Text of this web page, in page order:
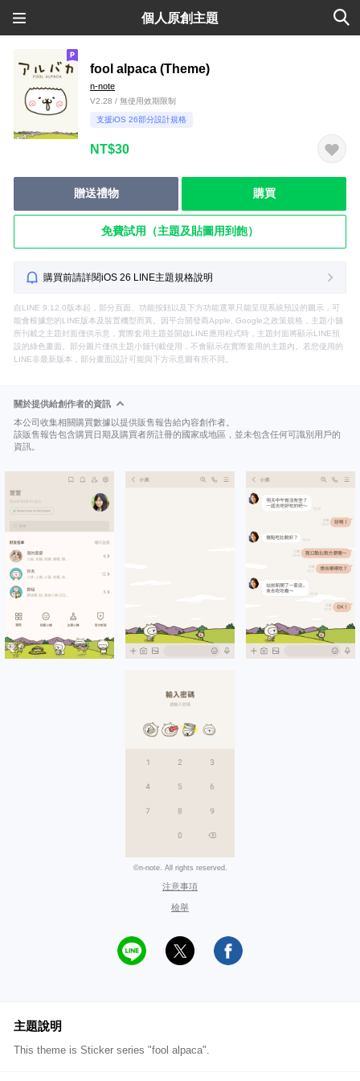
個人原創主題
fool alpaca (Theme)
n-note
V2.28 / 無使用效期限制
支援iOS 26部分設計規格
NT$30
贈送禮物 購買
免費試用（主題及貼圖用到飽）
購買前請詳閱iOS 26 LINE主題規格說明
自LINE 9.12.0版本起，部分頁面、功能按鈕以及下方功能選單只能呈現系統預設的圖示，可
能會根據您的LINE版本及裝置機型而異。因平台開發商Apple, Google之政策規格，主題小舖
所刊載之主題封面僅供示意，實際套用主題並開啟LINE應用程式時，主題封面將顯示LINE預
設的綠色畫面。部分圖片僅供主題小舖刊載使用，不會顯示在實際套用的主題內。若您使用的
LINE非最新版本，部分畫面設計可能與下方示意圖有所不同。
關於提供給創作者的資訊
本公司收集相關購買數據以提供販售報告給內容創作者。
該販售報告包含購買日期及購買者所註冊的國家或地區，並未包含任何可識別用戶的
資訊。
©n-note. All rights reserved.
注意事項
檢舉
主題說明
This theme is Sticker series "fool alpaca".